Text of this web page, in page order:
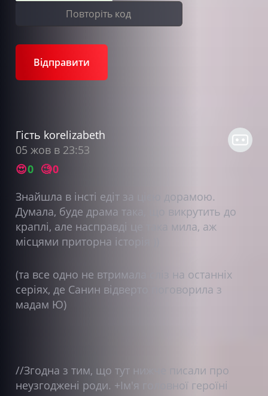
Відправити
Гість korelizabeth
05 жов в 23:53
😍0 🧐0
Знайшла в інсті едіт за цією дорамою.
Думала, буде драма така, що викрутить до
краплі, але насправді це така мила, аж
місцями приторна історія ))
(та все одно не втримала сліз на останніх
серіях, де Санин відверто поговорила з
мадам Ю)
//Згодна з тим, що тут нижче писали про
неузгоджені роди. +Ім'я головної героїні